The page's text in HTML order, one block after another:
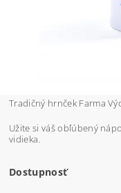
Tradičný hrnček Farma
Užite si váš obľúbený
vidieka.
Dostupnosť